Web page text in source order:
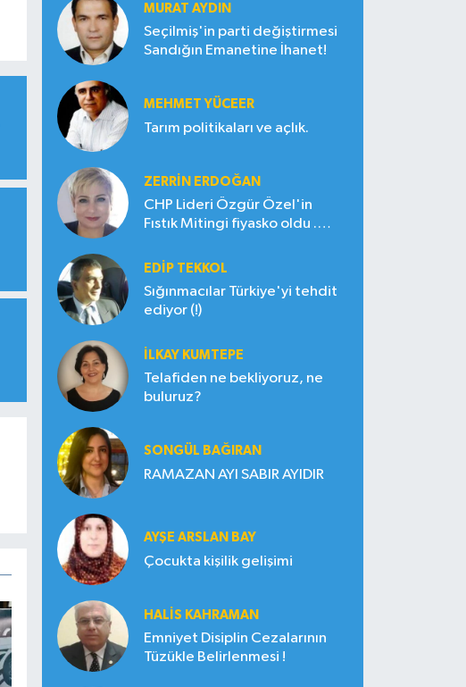
MURAT AYDIN
Seçilmiş'in parti değiştirmesi
Sandığın Emanetine İhanet!
MEHMET YÜCEER
Tarım politikaları ve açlık.
ZERRIN ERDOĞAN
CHP Lideri Özgür Özel'in
Fıstık Mitingi fiyasko oldu .
EDIP TEKKOL
Sığınmacılar Türkiye'yi tehdit
ediyor (!)
İLKAY KUMTEPE
Telafiden ne bekliyoruz, ne
buluruz?
SONGÜL BAĞIRAN
RAMAZAN AYI SABIR AYIDIR
AYŞE ARSLAN BAY
Çocukta kişilik gelişimi
HALIS KAHRAMAN
Emniyet Disiplin Cezalarının
Tüzükle Belirlenmesi !